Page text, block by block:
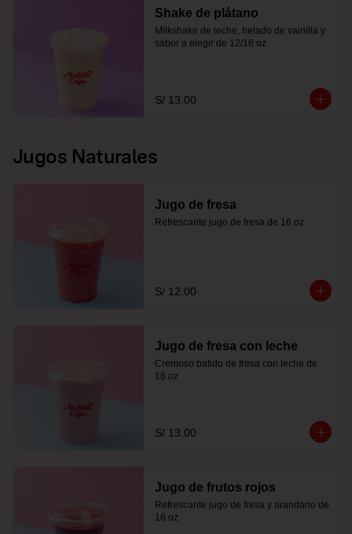
Shake de plátano
Milkshake de leche, helado de vainilla y
sabor a elegir de 12/16 oz
S/ 13.00
Jugos Naturales
Jugo de fresa
Refrescante jugo de fresa de 16 oz
S/ 12.00
Jugo de fresa con leche
Cremoso batido de fresa con leche de
16 oz
S/ 13.00
Jugo de frutos rojos
Refrescante jugo de fresa y arandano de
16 oz